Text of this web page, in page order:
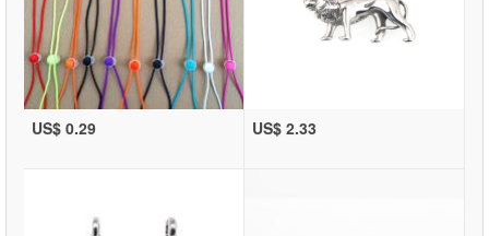
US$ 0.29 US$ 2.33